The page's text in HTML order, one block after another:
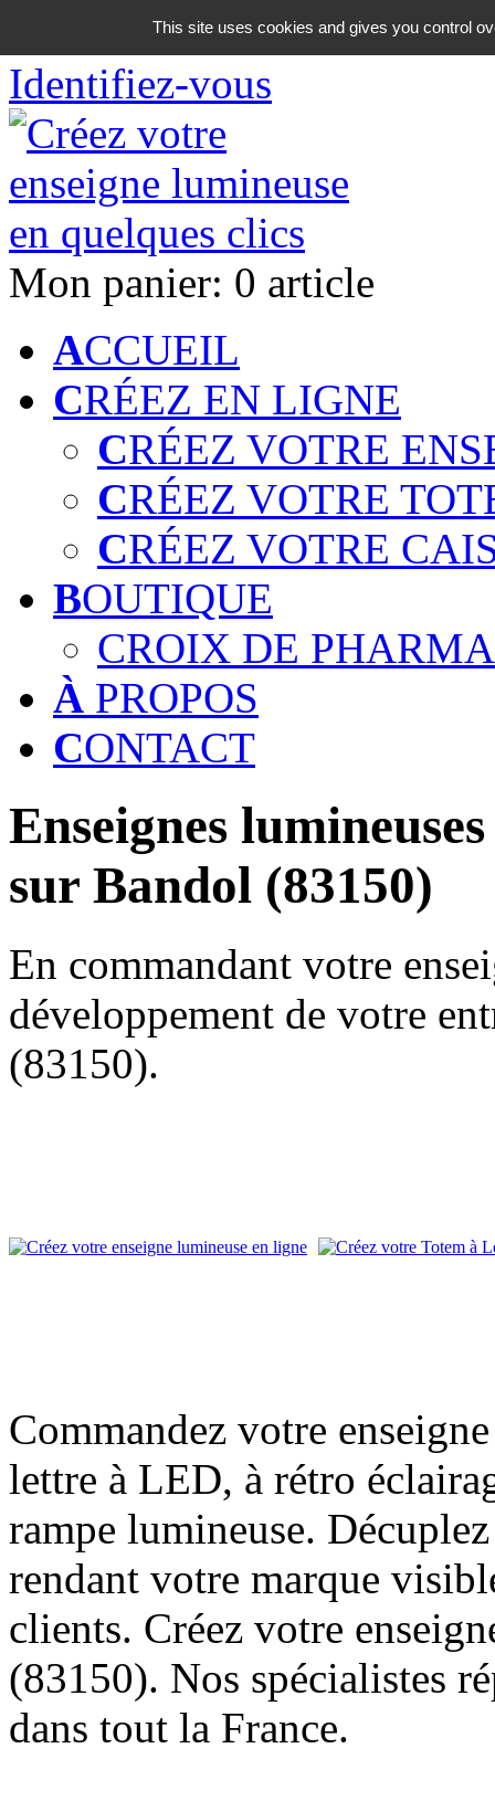
06 18 42 08 59
Identifiez-vous
Mon panier: 0 article
ACCUEIL
CRÉEZ EN LIGNE
CRÉEZ VOTRE
CRÉEZ VOTRE
CRÉEZ VOTRE
BOUTIQUE
CROIX DE
À PROPOS
CONTACT
Enseignes
sur Bandol (83150)
En commandant votre
développement de votre
(83150).
Commandez votre
lettre à LED, à rétro
rampe lumineuse.
rendant votre marque
clients. Créez votre
(83150). Nos spécialistes
dans tout la France.
This site uses cookies and gives you control